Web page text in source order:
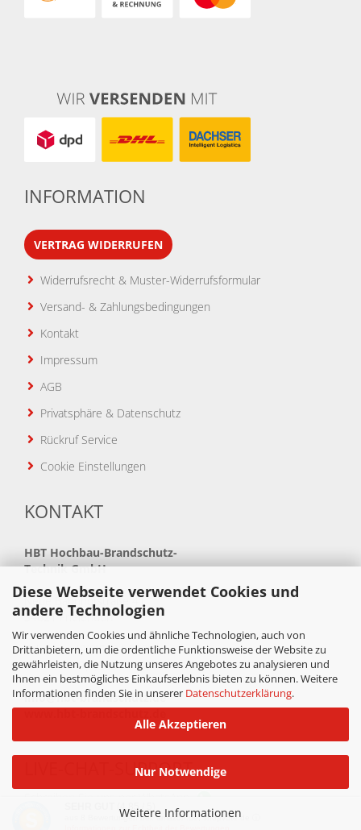
Diese Webseite verwendet Cookies und
andere Technologien
Wir verwenden Cookies und ähnliche Technologien, auch von
Drittanbietern, um die ordentliche Funktionsweise der Website zu
gewährleisten, die Nutzung unseres Angebotes zu analysieren und
Ihnen ein bestmögliches Einkaufserlebnis bieten zu können. Weitere
Informationen finden Sie in unserer Datenschutzerklärung.
Alle Akzeptieren
Nur Notwendige
Weitere Informationen
INFORMATION
VERTRAG WIDERRUFEN
Widerrufsrecht & Muster-Widerrufsformular
Versand- & Zahlungsbedingungen
Kontakt
Impressum
AGB
Privatsphäre & Datenschutz
Rückruf Service
Cookie Einstellungen
KONTAKT
HBT Hochbau-Brandschutz-
Technik GmbH
Neue Bahnhofstraße 41
34621 Frielendorf
Telefon: +49(0)5684 99880
Telefax: +49(0)5684 998888
info@hbt-brandschutz.de
LIVE-CHAT-SUPPORT
(4.85 / 5)
Bewertungen bei: amazon.de, shopvote.de ⓘ